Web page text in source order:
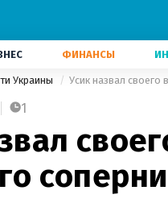
ФИНАНСЫ
Украины Усик назвал своего
1